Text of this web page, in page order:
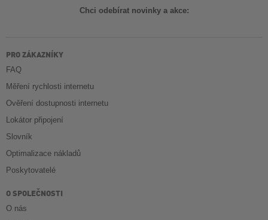
Chci odebírat novinky a akce:
PRO ZÁKAZNÍKY
FAQ
Měření rychlosti internetu
Ověření dostupnosti internetu
Lokátor připojení
Slovník
Optimalizace nákladů
Poskytovatelé
O SPOLEČNOSTI
O nás